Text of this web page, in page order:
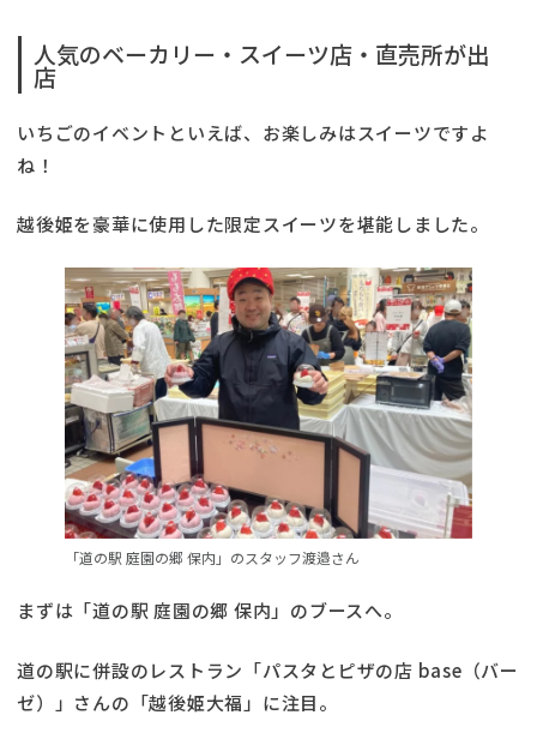
人気のベーカリー・スイーツ店・直売所が出
店
いちごのイベントといえば、お楽しみはスイーツですよ
ね！
越後姫を豪華に使用した限定スイーツを堪能しました。
「道の駅 庭園の郷 保内」のスタッフ渡邉さん
まずは「道の駅 庭園の郷 保内」のブースへ。
道の駅に併設のレストラン「パスタとピザの店 base（バー
ゼ）」さんの「越後姫大福」に注目。